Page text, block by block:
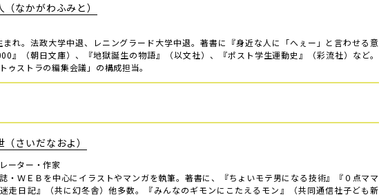
（なかがわふみと）
れ。法政大学中退、レニングラード大学中退。著書に『身近な人に「へぇー」と言わせる意
』（朝日文庫）、『地獄誕生の物語』（以文社）、『ポスト学生運動史』（彩流社）など。
トゥストラの編集会議」の構成担当。
さいだなおよ）
ーター・作家
・ＷＥＢを中心にイラストやマンガを執筆。著書に、『ちょいモテ男になる技術』『０点ママ
走日記』（共に幻冬舎）他多数。『みんなのギモンにこたえるモン』（共同通信社子ども新